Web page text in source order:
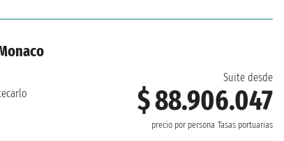
Suite desde
$ 88.906.047
precio por persona Tasas portuarias